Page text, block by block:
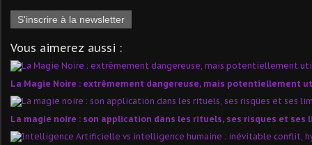
S'inscrire à la newsletter
Vous aimerez aussi :
La Magie Noire : extrêmement dangereuse, mais potentiellement
La magie noire : son application dans les rituels, ses risques et ses